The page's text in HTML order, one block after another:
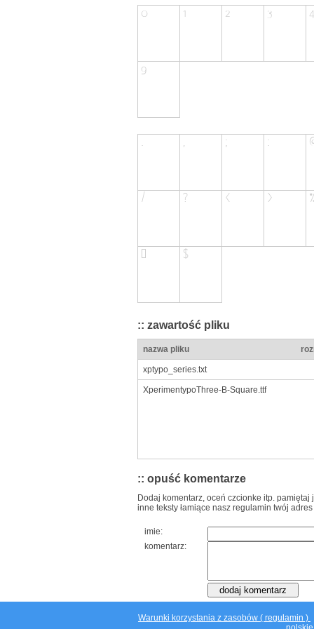
:: zawartość pliku
nazwa pliku
xptypo_series.txt
XperimentypoThree-B-Square.ttf
:: opuść komentarze
Dodaj komentarz, oceń czcionke itp.
inne teksty łamiące nasz regulamin twój
imie:
komentarz:
Warunki korzystania z zasobów ( regulamin )